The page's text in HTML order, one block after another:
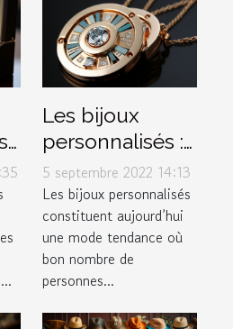
Les bijoux
personnalisés :
une mode en
expansion
5 septembre 2022 14:13
Les bijoux personnalisés
constituent aujourd’hui
une mode tendance où
bon nombre de
personnes...